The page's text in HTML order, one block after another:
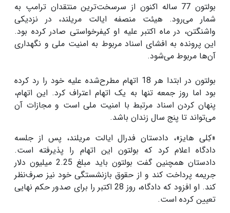
بولتون 77 ساله اکنون از سرسخت‌ترین منتقدان ترامپ به
شمار می‌رود. هیئت منصفه ایالت مریلند، در نزدیکی
واشنگتن، در ماه اکتبر علیه او کیفرخواستی صادر کرده بود.
این پرونده به افشای اسناد مربوط به امنیت ملی و نگهداری
آن‌ها مربوط می‌شود.
بولتون در ابتدا هر 18 اتهام مطرح‌شده علیه خود را رد کرده
بود اما روز جمعه تنها به یک اتهام اعتراف کرد. این اتهام،
پنهان کردن اسناد مرتبط با امنیت ملی است و مجازات آن
می‌تواند تا پنج سال زندان باشد.
«کِلی هایز»، دادستان فدرال ایالت مریلند، پس از جلسه
دادگاه اعلام کرد که بولتون این اتهام را پذیرفته است.
دادستان همچنین گفت بولتون باید مبلغ 2.25 میلیون دلار
جریمه پرداخت کند و از حقوق بازنشستگی خود نیز صرف‌نظر
کند. او افزود که دادگاه، روز 28 اکتبر را برای صدور حکم نهایی
تعیین کرده است.